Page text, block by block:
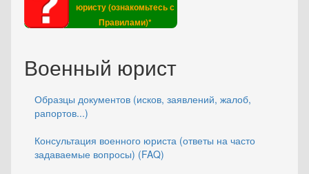
юристу (ознакомьтесь с
Правилами)*
Военный юрист
Образцы документов (исков, заявлений, жалоб,
рапортов...)
Консультация военного юриста (ответы на часто
задаваемые вопросы) (FAQ)